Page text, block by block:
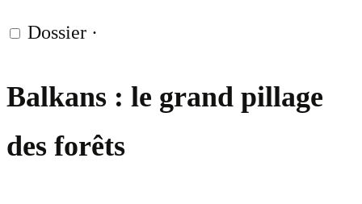
Dossier ·
Balkans : le grand pillage
des forêts